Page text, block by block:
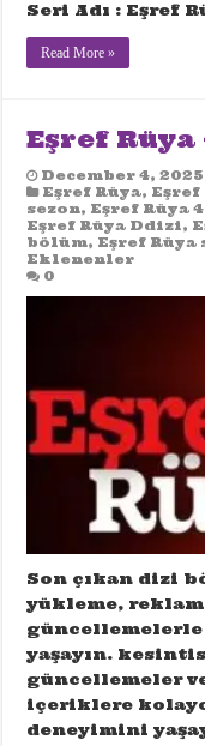
Seri Adı : Eşref
Read More »
Eşref
December 4, 2025
Eşref Rüya, Eşref
sezon, Eşref Rüya
Eşref Rüya Ddizi,
bölüm, Eşref
Eklenenler
0
Son çıkan dizi
yükleme,
yaşayın.
güncellemeler
içeriklere
deneyimini